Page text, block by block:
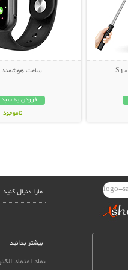
ساعت هوشمند T500
افزودن به
ناموجود
مارا دنبال کنید
بیشتر بدانید
نماد اعتماد